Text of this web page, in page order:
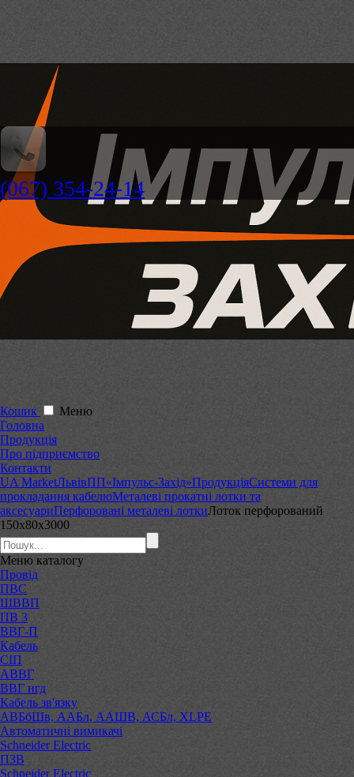
(067) 354-24-14
Кошик
Меню
Головна
Продукція
Про підприємство
Контакти
UA MarketЛьвівПП«Імпульс-Захід»ПродукціяСистеми для
прокладання кабелюМеталеві прокатні лотки та
аксесуариПерфоровані металеві лоткиЛоток перфорований
150х80х3000
Меню каталогу
Провід
ПВС
ШВВП
ПВ 3
ВВГ-П
Кабель
СІП
АВВГ
ВВГ нгд
Кабель зв'язку
АВБбШв, ААБл, ААШВ, АСБл, XLPE
Автоматичні вимикачі
Schneider Electric
ПЗВ
Schneider Electric